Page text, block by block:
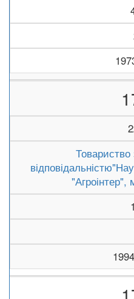
"Агроінтер",